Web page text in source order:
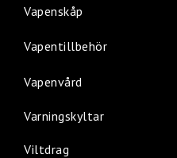
Vapenskåp
Vapentillbehör
Vapenvård
Varningskyltar
Viltdrag